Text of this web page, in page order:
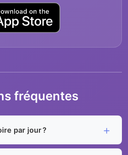
fréquentes
par jour ?